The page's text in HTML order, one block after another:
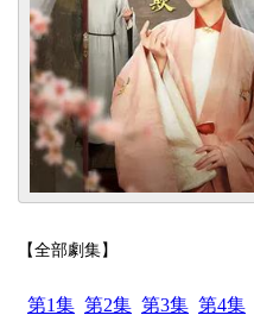
【全部劇集】
第1集 第2集 第3集 第4集